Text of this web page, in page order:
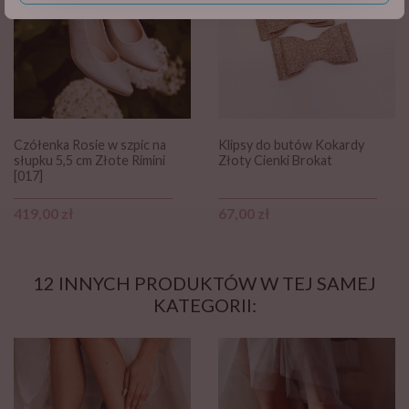
Czółenka Rosie w szpic na
słupku 5,5 cm Złote Rimini
[017]
Cena
419,00 zł
Klipsy do butów Kokardy
Złoty Cienki Brokat
Cena
67,00 zł
12 INNYCH PRODUKTÓW W TEJ SAMEJ
KATEGORII: